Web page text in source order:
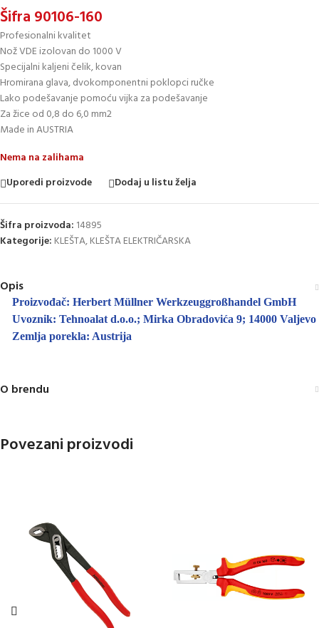
Šifra 90106-160
Profesionalni kvalitet
Nož VDE izolovan do 1000 V
Specijalni kaljeni čelik, kovan
Hromirana glava, dvokomponentni poklopci ručke
Lako podešavanje pomoću vijka za podešavanje
Za žice od 0,8 do 6,0 mm2
Made in AUSTRIA
Nema na zalihama
Uporedi proizvode
Dodaj u listu želja
Šifra proizvoda: 14895
Kategorije: KLEŠTA,KLEŠTA ELEKTRIČARSKA
Opis
Proizvođač: Herbert Müllner Werkzeuggroßhandel GmbH
Uvoznik: Tehnoalat d.o.o.; Mirka Obradovića 9; 14000 Valjevo
Zemlja porekla: Austrija
O brendu
Povezani proizvodi